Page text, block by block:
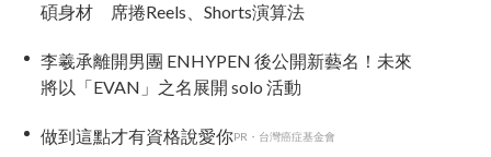
碩身材 席捲Reels、Shorts演算法
李羲承離開男團 ENHYPEN 後公開新藝名！未來
將以「EVAN」之名展開 solo 活動
做到這點才有資格說愛你PR・台灣癌症基金會